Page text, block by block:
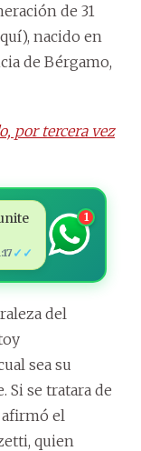
de 31
nacido en
de Bérgamo,
por tercera vez
✓✓
1
del
sea su
Si se tratara de
afirmó el
quien